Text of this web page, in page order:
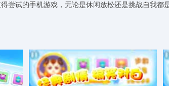
尝试的手机游戏，无论是休闲放松还是挑战自我都